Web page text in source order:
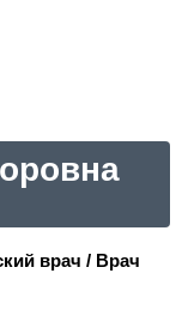
врач / Врач